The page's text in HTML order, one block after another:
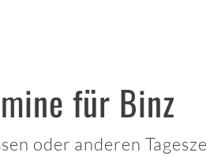
für Binz
oder anderen